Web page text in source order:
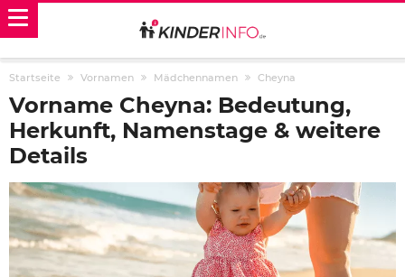
Startseite Vornamen Mädchennamen Cheyna
Vorname Cheyna: Bedeutung,
Herkunft, Namenstage & weitere
Details